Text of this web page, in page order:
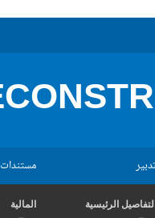
مستندات
الرئيسية المالية